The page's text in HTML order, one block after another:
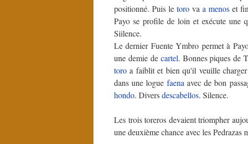
positionné. Puis le torova a menoset
Payo se profile de loin et exécute une
Siilence.
Le dernier Fuente Ymbro permet à
une demie de cartel. Bonnes piques de
toro a faiblit et bien qu'il veuille
dans une logue faena avec de bon
hondo. Diversdescabellos. Silence.
Les trois toreros devaient triompher
une deuxième chance avec les